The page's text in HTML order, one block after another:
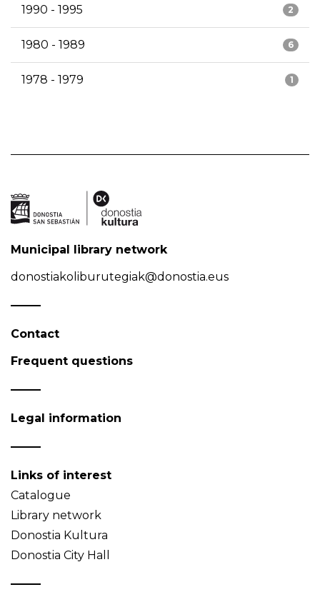
2
1990 - 1995
6
1980 - 1989
1
1978 - 1979
Municipal library network
donostiakoliburutegiak@donostia.eus
Contact
Frequent questions
Legal information
Links of interest
Catalogue
Library network
Donostia Kultura
Donostia City Hall